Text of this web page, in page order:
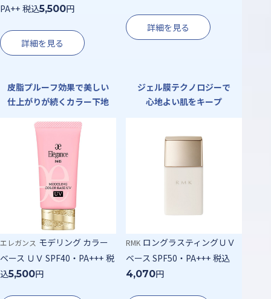
PA++ 税込5,500円
詳細を見る
詳細を見る
皮脂プルーフ効果で美しい
仕上がりが続くカラー下地
エレガンス モデリング カラー
ベース ＵＶ SPF40・PA+++ 税
込5,500円
ジェル膜テクノロジーで
心地よい肌をキープ
RMK ロングラスティングＵＶ
ベース SPF50・PA+++ 税込
4,070円